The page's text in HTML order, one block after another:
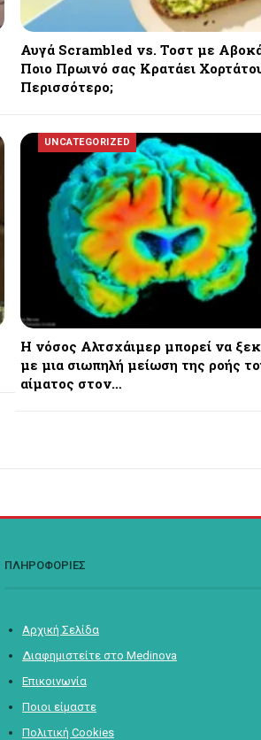
Αυγά Scrambled vs. Τοστ με
Ποιο Πρωινό σας Κρατάει
Περισσότερο;
UNCATEGORIZED
Η νόσος Αλτσχάιμερ μπορεί να
με μια σιωπηλή μείωση της ροής
αίματος στον…
ΠΛΗΡΟΦΟΡΙΕΣ
Αρχική Σελίδα
Διαφημιστείτε στο Medinova
Επικοινωνία
Ποιοι είμαστε
Πολιτική Cookies